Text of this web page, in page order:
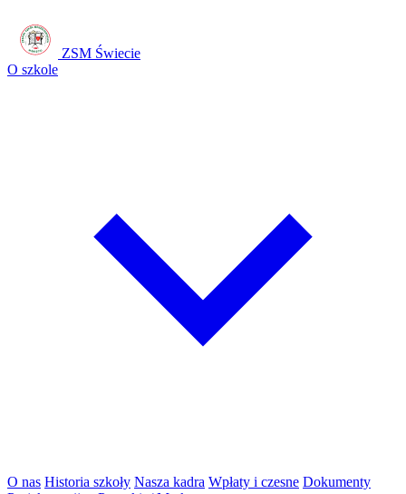
ZSM Świecie
O szkole
O nas Historia szkoły Nasza kadra Wpłaty i czesne Dokumenty